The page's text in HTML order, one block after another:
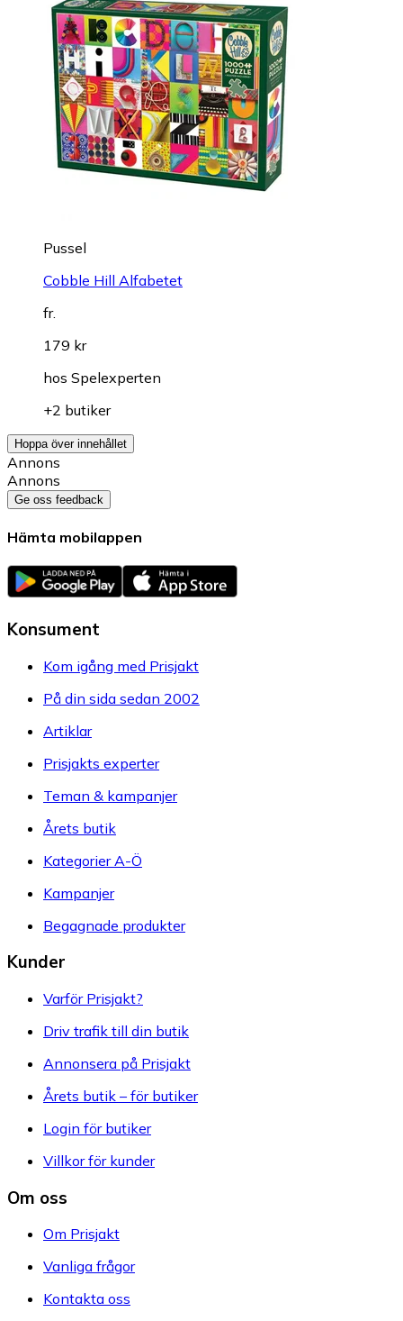
Pussel
Cobble Hill Alfabetet
fr.
179 kr
hos Spelexperten
+2 butiker
Hoppa över innehållet
Annons
Annons
Ge oss feedback
Hämta mobilappen
Konsument
Kom igång med Prisjakt
På din sida sedan 2002
Artiklar
Prisjakts experter
Teman & kampanjer
Årets butik
Kategorier A-Ö
Kampanjer
Begagnade produkter
Kunder
Varför Prisjakt?
Driv trafik till din butik
Annonsera på Prisjakt
Årets butik – för butiker
Login för butiker
Villkor för kunder
Om oss
Om Prisjakt
Vanliga frågor
Kontakta oss